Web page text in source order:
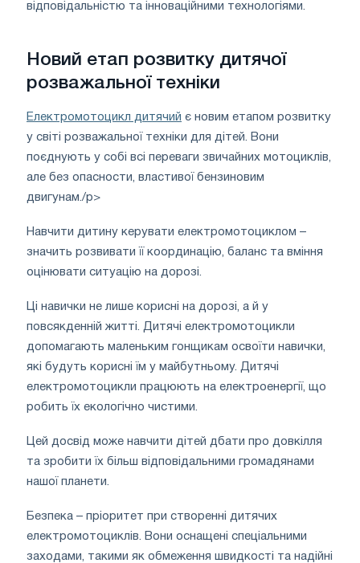
відповідальністю та інноваційними технологіями.
Новий етап розвитку дитячої
розважальної техніки
Електромотоцикл дитячий є новим етапом розвитку
у світі розважальної техніки для дітей. Вони
поєднують у собі всі переваги звичайних мотоциклів,
але без опасности, властивої бензиновим
двигунам./p>
Навчити дитину керувати електромотоциклом –
значить розвивати її координацію, баланс та вміння
оцінювати ситуацію на дорозі.
Ці навички не лише корисні на дорозі, а й у
повсякденній житті. Дитячі електромотоцикли
допомагають маленьким гонщикам освоїти навички,
які будуть корисні їм у майбутньому. Дитячі
електромотоцикли працюють на електроенергії, що
робить їх екологічно чистими.
Цей досвід може навчити дітей дбати про довкілля
та зробити їх більш відповідальними громадянами
нашої планети.
Безпека – пріоритет при створенні дитячих
електромотоциклів. Вони оснащені спеціальними
заходами, такими як обмеження швидкості та надійні